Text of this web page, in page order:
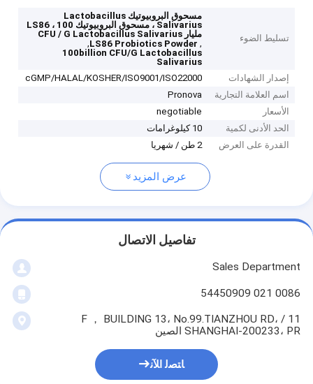
تسليط الضوء
مسحوق البروبيوتيك Lactobacillus
Salivarius ، مسحوق البروبيوتيك LS86 ، 100
مليار CFU / G Lactobacillus Salivarius
,
LS86 Probiotics Powder
,
100billion CFU/G Lactobacillus
Salivarius
إصدار الشهادات
cGMP/HALAL/KOSHER/ISO9001/ISO22000
اسم العلامة التجارية
Pronova
الأسعار
negotiable
الحد الأدنى لكمية
10 كيلوغرامات
القدرة على العرض
2 طن / شهريا
عرض المزيد
تفاصيل الاتصال
Sales Department
0086 021 54450909
11 / F ， BUILDING 13، No.99.TIANZHOU RD،
SHANGHAI-200233، PR الصين
ﺎﺘﺼﻟ ﺍﻶﻧ